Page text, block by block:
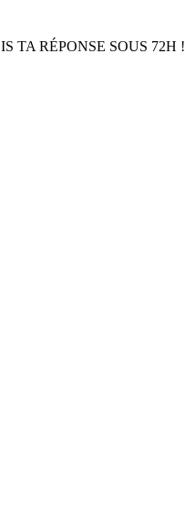
TA RÉPONSE SOUS 72H !